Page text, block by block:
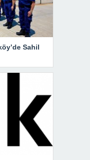
Sahil